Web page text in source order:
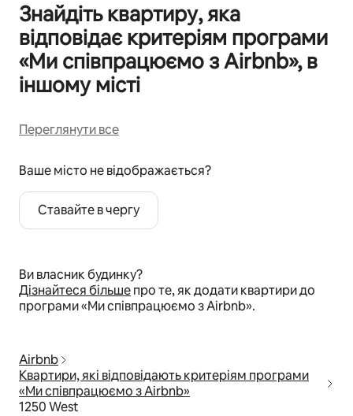
Знайдіть квартиру, яка
відповідає критеріям програми
«Ми співпрацюємо з Airbnb», в
іншому місті
Переглянути все
Ваше місто не відображається?
Ставайте в чергу
Ви власник будинку?
Дізнайтеся більшепро те, як додати квартири до
програми «Ми співпрацюємо з Airbnb».
Airbnb
Квартири, які відповідають критеріям програми
«Ми співпрацюємо з Airbnb»
1250 West